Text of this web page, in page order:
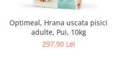
Optimeal, Hrana uscata pisici
adulte, Pui, 10kg
297,90 Lei